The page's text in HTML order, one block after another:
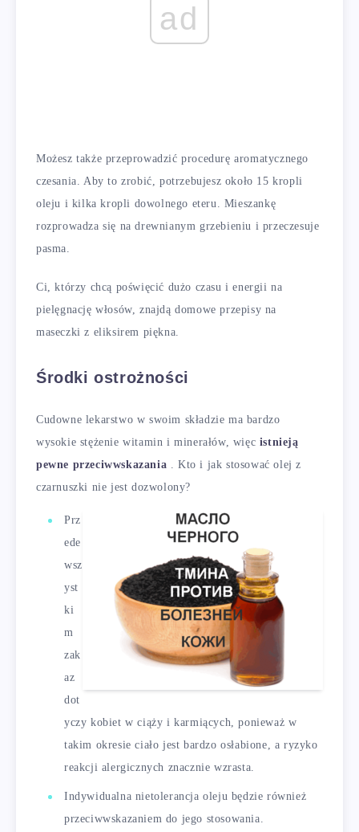
ad
Możesz także przeprowadzić procedurę aromatycznego
czesania. Aby to zrobić, potrzebujesz około 15 kropli
oleju i kilka kropli dowolnego eteru. Mieszankę
rozprowadza się na drewnianym grzebieniu i przeczesuje
pasma.
Ci, którzy chcą poświęcić dużo czasu i energii na
pielęgnację włosów, znajdą domowe przepisy na
maseczki z eliksirem piękna.
Środki ostrożności
Cudowne lekarstwo w swoim składzie ma bardzo
wysokie stężenie witamin i minerałów, więc istnieją
pewne przeciwwskazania . Kto i jak stosować olej z
czarnuszki nie jest dozwolony?
Prz
ede
wsz
yst
ki
m
zak
az
dot
yczy kobiet w ciąży i karmiących, ponieważ w
takim okresie ciało jest bardzo osłabione, a ryzyko
reakcji alergicznych znacznie wzrasta.
Indywidualna nietolerancja oleju będzie również
przeciwwskazaniem do jego stosowania.